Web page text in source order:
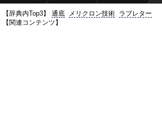
【辞典内Top3】 通底 メリクロン技術 ラブレター
【関連コンテンツ】